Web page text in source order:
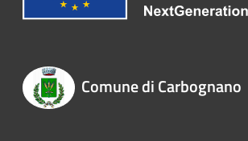
Comune di Carbognano